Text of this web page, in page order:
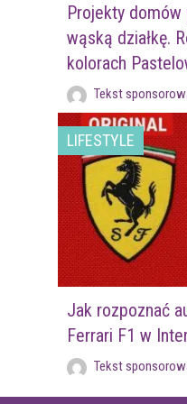
Projekty domów
wąską działkę.
kolorach
Tekst
LIFESTYLE
Jak rozpoznać
Ferrari F1 w
Tekst